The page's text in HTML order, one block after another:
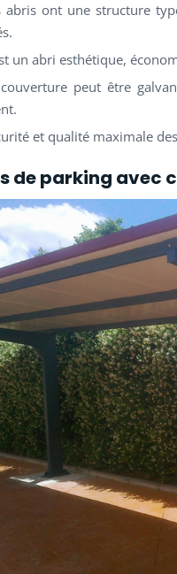
abris ont une structure
un abri esthétique,
peut être
et qualité maximale
de parking avec